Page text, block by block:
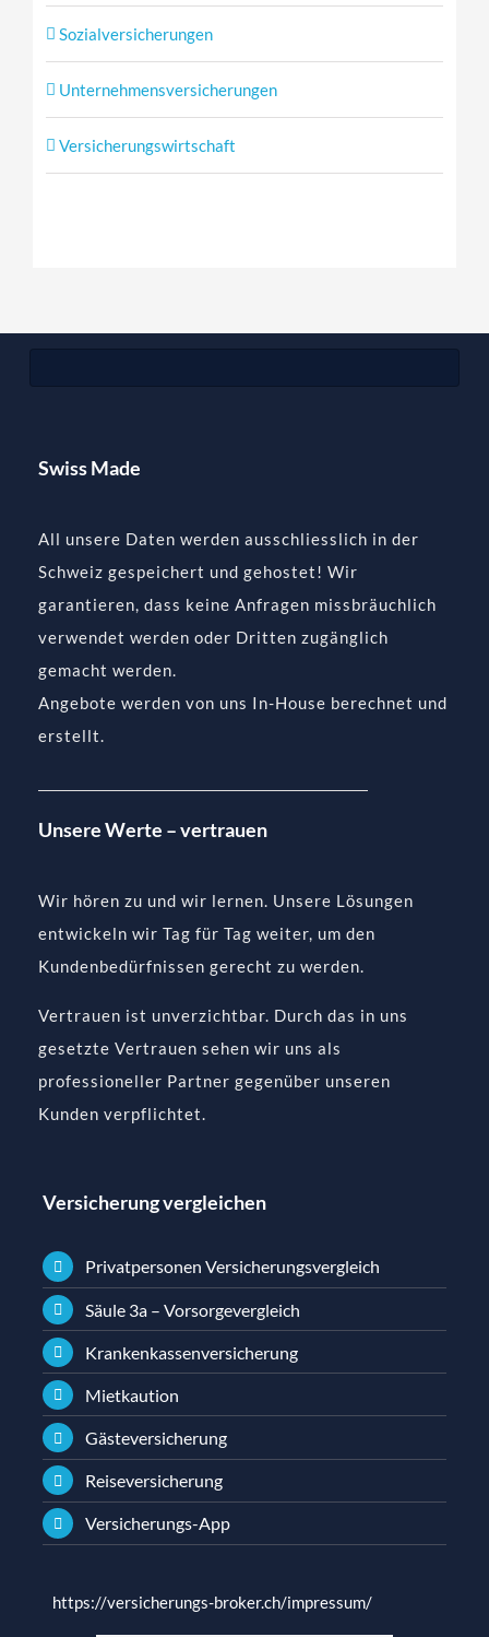
Sozialversicherungen
Unternehmensversicherungen
Versicherungswirtschaft
Swiss Made
All unsere Daten werden ausschliesslich in der
Schweiz gespeichert und gehostet! Wir
garantieren, dass keine Anfragen missbräuchlich
verwendet werden oder Dritten zugänglich
gemacht werden.
Angebote werden von uns In-House berechnet und
erstellt.
Unsere Werte – vertrauen
Wir hören zu und wir lernen. Unsere Lösungen
entwickeln wir Tag für Tag weiter, um den
Kundenbedürfnissen gerecht zu werden.
Vertrauen ist unverzichtbar. Durch das in uns
gesetzte Vertrauen sehen wir uns als
professioneller Partner gegenüber unseren
Kunden verpflichtet.
Versicherung vergleichen
Privatpersonen Versicherungsvergleich
Säule 3a – Vorsorgevergleich
Krankenkassenversicherung
Mietkaution
Gästeversicherung
Reiseversicherung
Versicherungs-App
https://versicherungs-broker.ch/impressum/